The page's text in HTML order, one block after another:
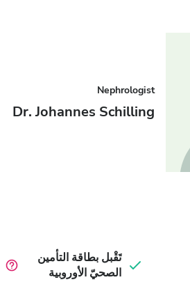
Nephrologist
Dr. Johannes Schilling
تَقْبل بطاقة التأمين
الصحيّ الأوروبية